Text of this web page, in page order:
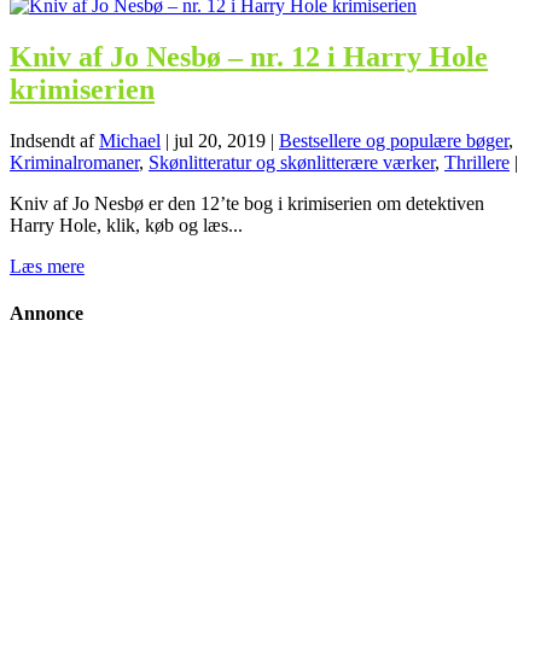
Kniv af Jo Nesbø – nr. 12 i Harry Hole
krimiserien
Indsendt afMichael | jul 20, 2019 | Bestsellere og populære bøger,
Kriminalromaner, Skønlitteratur og skønlitterære værker, Thrillere |
Kniv af Jo Nesbø er den 12’te bog i krimiserien om detektiven
Harry Hole, klik, køb og læs...
Læs mere
Annonce